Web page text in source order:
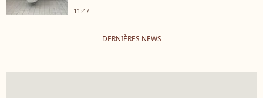
11:47
DERNIÈRES NEWS